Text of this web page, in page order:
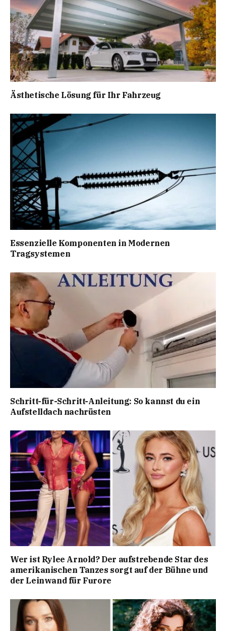
Ästhetische Lösung für Ihr Fahrzeug
Essenzielle Komponenten in Modernen
Tragsystemen
Schritt-für-Schritt-Anleitung: So kannst du ein
Aufstelldach nachrüsten
Wer ist Rylee Arnold? Der aufstrebende Star des
amerikanischen Tanzes sorgt auf der Bühne und
der Leinwand für Furore